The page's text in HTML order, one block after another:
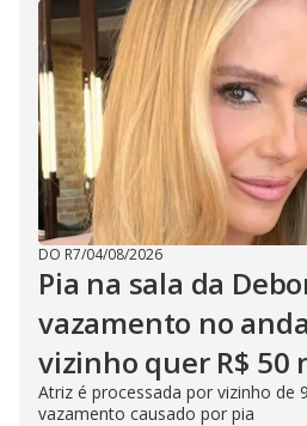
DO R7/04/08/2026
Pia na sala da
vazamento no
vizinho quer R$ 50
Atriz é processada por vizinho de
vazamento causado por pia